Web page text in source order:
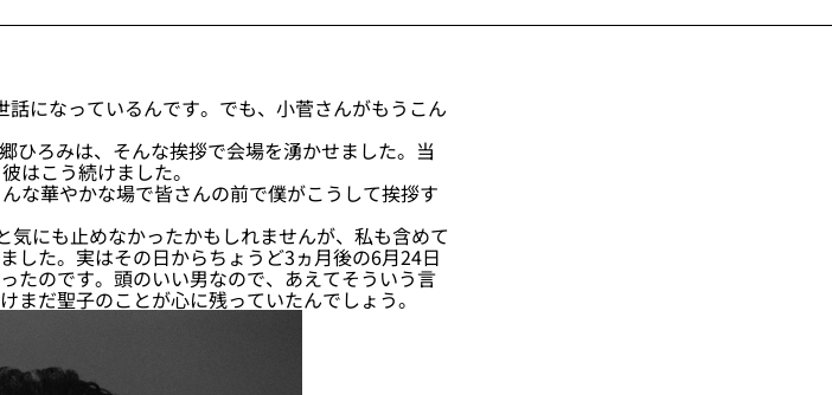
話になっているんです。でも、小菅さんがもうこん
ろみは、そんな挨拶で会場を湧かせました。当
はこう続けました。
な華やかな場で皆さんの前で僕がこうして挨拶す
気にも止めなかったかもしれませんが、私も含めて
した。実はその日からちょうど3ヵ月後の6月24日
たのです。頭のいい男なので、あえてそういう言
だ聖子のことが心に残っていたんでしょう。